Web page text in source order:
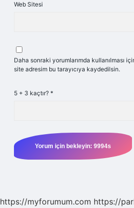
Web Sitesi
Daha sonraki yorumlarımda kullanılması
site adresim bu tarayıcıya kaydedilsin.
5 + 3 kaçtır? *
https://myforumum.com https://